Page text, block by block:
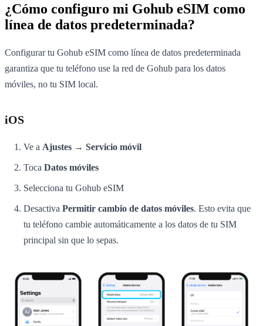
¿Cómo configuro mi Gohub eSIM como
línea de datos predeterminada?
Configurar tu Gohub eSIM como línea de datos predeterminada
garantiza que tu teléfono use la red de Gohub para los datos
móviles, no tu SIM local.
iOS
Ve a Ajustes → Servicio móvil
Toca Datos móviles
Selecciona tu Gohub eSIM
Desactiva Permitir cambio de datos móviles. Esto evita que
tu teléfono cambie automáticamente a los datos de tu SIM
principal sin que lo sepas.